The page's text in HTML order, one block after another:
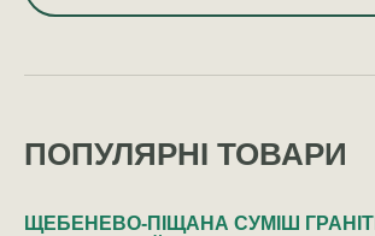
ПОПУЛЯРНІ ТОВАРИ
ЩЕБЕНЕВО-ПІЩАНА СУМІШ